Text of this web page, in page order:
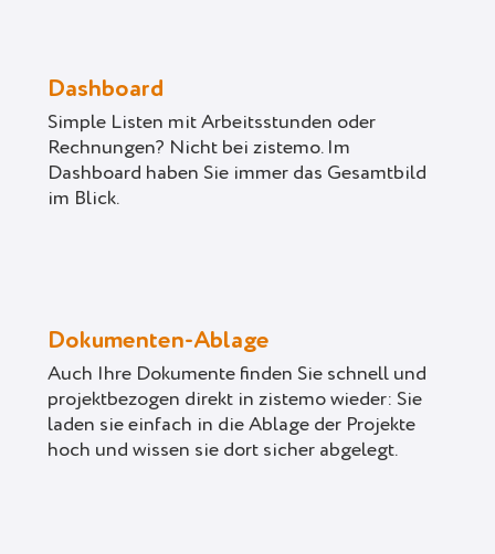
Dashboard
Simple Listen mit Arbeitsstunden oder
Rechnungen? Nicht bei zistemo. Im
Dashboard haben Sie immer das Gesamtbild
im Blick.
Dokumenten-Ablage
Auch Ihre Dokumente finden Sie schnell und
projektbezogen direkt in zistemo wieder: Sie
laden sie einfach in die Ablage der Projekte
hoch und wissen sie dort sicher abgelegt.